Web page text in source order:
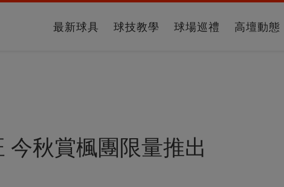
最新球具 球技教學 球場巡禮 高壇動態
今秋賞楓團限量推出